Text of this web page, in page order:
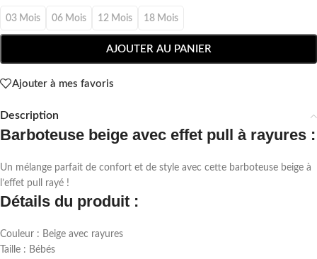
03 Mois 06 Mois 12 Mois 18 Mois
AJOUTER AU PANIER
Ajouter à mes favoris
Description
Barboteuse beige avec effet pull à rayures :
Un mélange parfait de confort et de style avec cette barboteuse beige à
l’effet pull rayé !
Détails du produit :
Couleur : Beige avec rayures
Taille : Bébés